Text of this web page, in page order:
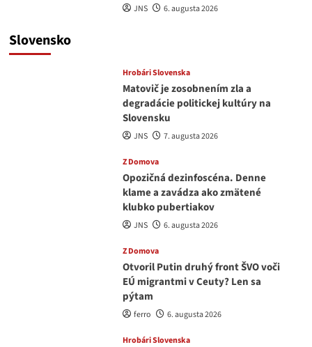
JNS 6. augusta 2026
Slovensko
Hrobári Slovenska
Matovič je zosobnením zla a
degradácie politickej kultúry na
Slovensku
JNS 7. augusta 2026
Z Domova
Opozičná dezinfoscéna. Denne
klame a zavádza ako zmätené
klubko pubertiakov
JNS 6. augusta 2026
Z Domova
Otvoril Putin druhý front ŠVO voči
EÚ migrantmi v Ceuty? Len sa
pýtam
ferro 6. augusta 2026
Hrobári Slovenska